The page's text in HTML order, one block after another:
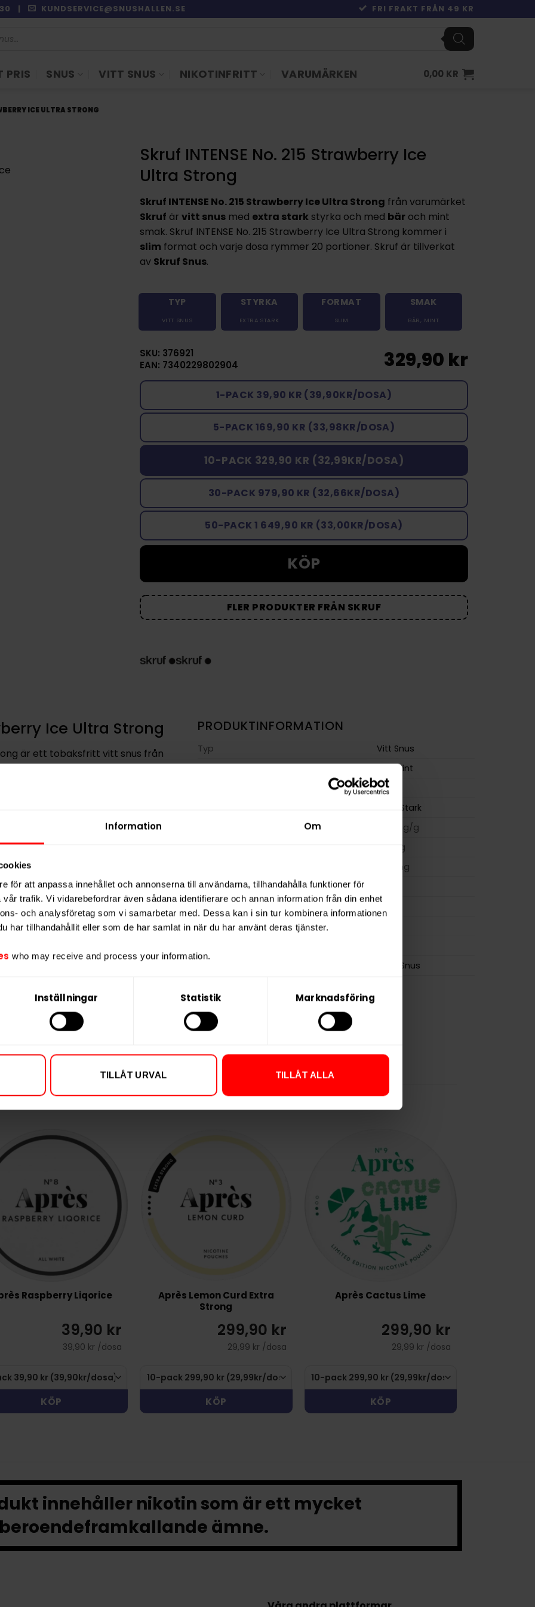
Information Om
för att anpassa innehållet och annonserna till användarna, tillhandahålla funktioner för
trafik. Vi vidarebefordrar även sådana identifierare och annan information från din enhet
och analysföretag som vi samarbetar med. Dessa kan i sin tur kombinera informationen
har tillhandahållit eller som de har samlat in när du har använt deras tjänster.
who may receive and process your information.
Inställningar Statistik Marknadsföring
TILLÅT URVAL TILLÅT ALLA
| KUNDSERVICE@SNUSHALLEN.SE FRI FRAKT FRÅN 49 KR
PRIS SNUS VITT SNUS NIKOTINFRITT VARUMÄRKEN 0,00 KR
ICE ULTRA STRONG
Skruf INTENSE No. 215 Strawberry Ice
Ultra Strong
Skruf INTENSE No. 215 Strawberry Ice Ultra Strong från varumärket
Skruf är vitt snus med extra stark styrka och med bär och mint
smak. Skruf INTENSE No. 215 Strawberry Ice Ultra Strong kommer i
slim format och varje dosa rymmer 20 portioner. Skruf är tillverkat
av Skruf Snus.
TYP
VITT SNUS
STYRKA
EXTRA STARK
FORMAT
SLIM
SMAK
BÄR, MINT
SKU: 376921
EAN: 7340229802904
329,90 kr
1-PACK 39,90 KR (39,90KR/DOSA)
5-PACK 169,90 KR (33,98KR/DOSA)
10-PACK 329,90 KR (32,99KR/DOSA)
30-PACK 979,90 KR (32,66KR/DOSA)
50-PACK 1 649,90 KR (33,00KR/DOSA)
KÖP
FLER PRODUKTER FRÅN SKRUF
Ice Ultra Strong
är ett tobaksfritt vitt snus från
Pouches. Produkten levereras i slim-
för att sitta diskret och bekvämt
söt bärsmak möter en tydlig
kraftfull smakprofil med både
till ett alternativ för användare
11,3 mg nikotin per portion,
20 prillor och har en totalvikt
i olika smaker och
högre nikotinhalt i slim-format.
PRODUKTINFORMATION
Typ
Vitt Snus
Smak
Bär,Mint
Slim
Extra Stark
16,0 mg/g
11,2 mg
224 mg
Vikt per dosa
Portioner per dosa
20
Vikt per portion
Skruf Snus
Raspberry Liqorice
39,90 kr
39,90 kr /dosa
KÖP
Après Lemon Curd Extra
Strong
299,90 kr
29,99 kr /dosa
KÖP
Après Cactus Lime
299,90 kr
29,99 kr /dosa
KÖP
innehåller nikotin som är ett mycket
beroendeframkallande ämne.